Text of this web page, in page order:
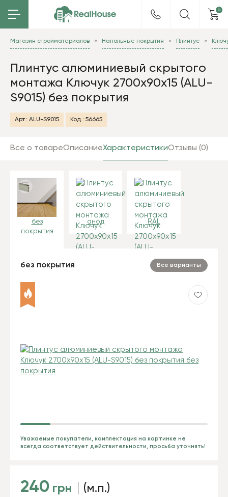
0
Магазин стройматериалов Напольные покрытия Плинтус
Плинтус алюминиевый скрытого
монтажа Ключук 2700х90х15 (ALU-
S9015) без покрытия
Арт.: ALU-S9015 Код.: 56665
Все о товареОписаниеХарактеристикиОтзывы (0)
Уважаемые покупатели, комплектация на картинке не
всегда соответствует действительности, просьба уточнять!
без
покрытия
анод RAL
без покрытия Все варианты
240 грн (м.п.)